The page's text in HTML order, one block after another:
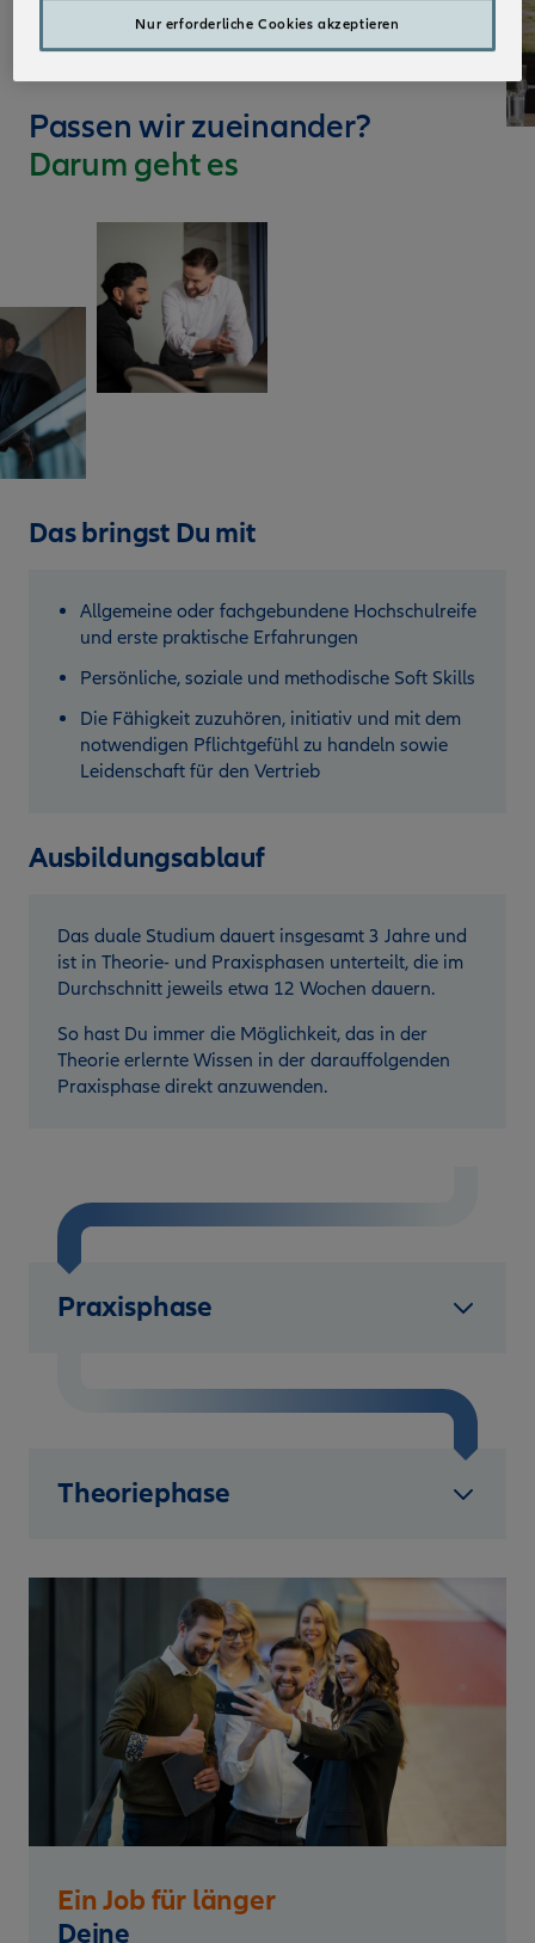
Passen wir zueinander?
Darum geht es
Das bringst Du mit
Allgemeine oder fachgebundene Hochschulreife
und erste praktische Erfahrungen
Persönliche, soziale und methodische Soft Skills
Die Fähigkeit zuzuhören, initiativ und mit dem
notwendigen Pflichtgefühl zu handeln sowie
Leidenschaft für den Vertrieb
Ausbildungsablauf
Das duale Studium dauert insgesamt 3 Jahre und
ist in Theorie- und Praxisphasen unterteilt, die im
Durchschnitt jeweils etwa 12 Wochen dauern.
So hast Du immer die Möglichkeit, das in der
Theorie erlernte Wissen in der darauffolgenden
Praxisphase direkt anzuwenden.
Praxisphase
Theoriephase
Ein Job für länger
Deine
Nur erforderliche Cookies akzeptieren